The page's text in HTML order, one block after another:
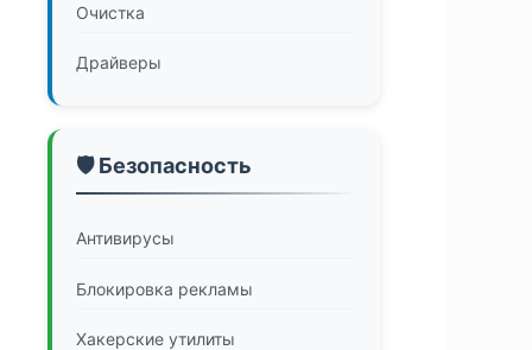
Очистка
Драйверы
🛡️ Безопасность
Антивирусы
Блокировка рекламы
Хакерские утилиты